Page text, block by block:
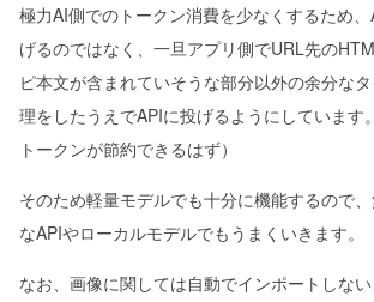
極力AI側でのトークン消費を少なくするため
げるのではなく、一旦アプリ側でURL先の
ピ本文が含まれていそうな部分以外の余分な
理をしたうえでAPIに投げるようにしています
トークンが節約できるはず）
そのため軽量モデルでも十分に機能するので
なAPIやローカルモデルでもうまくいきます。
なお、画像に関しては自動でインポートしない